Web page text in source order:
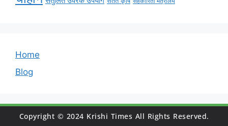
Home
Blog
Copyright © 2024 Krishi Times All Rights Reserved.